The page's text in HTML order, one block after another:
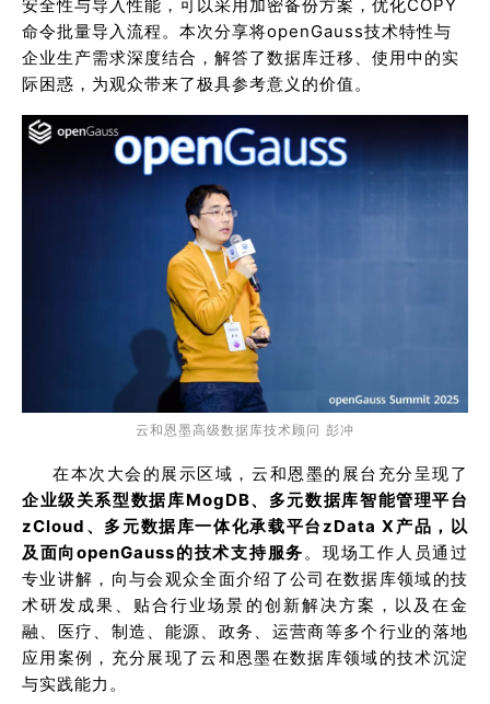
安全性与导入性能，可以采用加密备份方案，优化COPY
命令批量导入流程。本次分享将openGauss技术特性与
企业生产需求深度结合，解答了数据库迁移、使用中的实
际困惑，为观众带来了极具参考意义的价值。
云和恩墨高级数据库技术顾问 彭冲
在本次大会的展示区域，云和恩墨的展台充分呈现了
企业级关系型数据库MogDB、多元数据库智能管理平台
zCloud、多元数据库一体化承载平台zData X产品，以
及面向openGauss的技术支持服务 。现场工作人员通过
专业讲解，向与会观众全面介绍了公司在数据库领域的技
术研发成果、贴合行业场景的创新解决方案，以及在金
融、医疗、制造、能源、政务、运营商等多个行业的落地
应用案例，充分展现了云和恩墨在数据库领域的技术沉淀
与实践能力。